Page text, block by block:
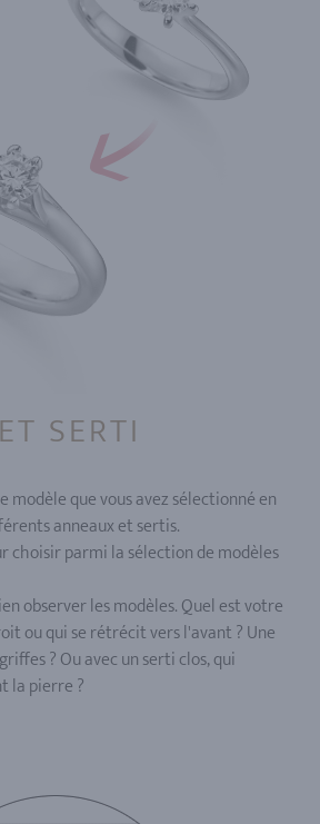
SERTI
modèle que vous avez sélectionné en
anneaux et sertis.
choisir parmi la sélection de modèles
observer les modèles. Quel est votre
ou qui se rétrécit vers l'avant ? Une
? Ou avec un serti clos, qui
la pierre ?